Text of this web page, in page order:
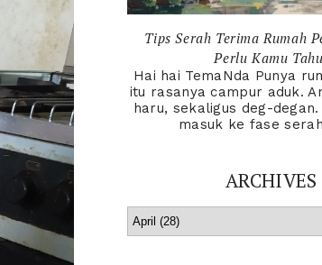
Tips Serah Terima Rumah
Perlu Kamu
Hai hai TemaNda Punya
itu rasanya campur aduk.
haru, sekaligus deg-
masuk ke fase
ARCHIVES